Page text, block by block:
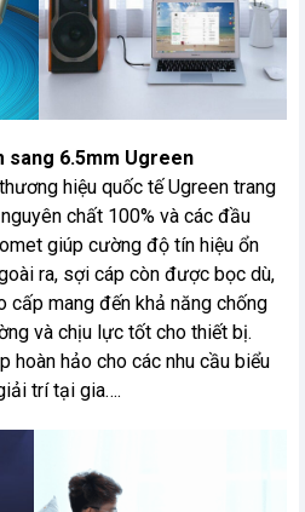
sang 6.5mm Ugreen
hiệu quốc tế Ugreen trang
chất 100% và các đầu
giúp cường độ tín hiệu ổn
ra, sợi cáp còn được bọc dù,
cấp mang đến khả năng chống
và chịu lực tốt cho thiết bị.
hoàn hảo cho các nhu cầu biểu
trí tại gia….